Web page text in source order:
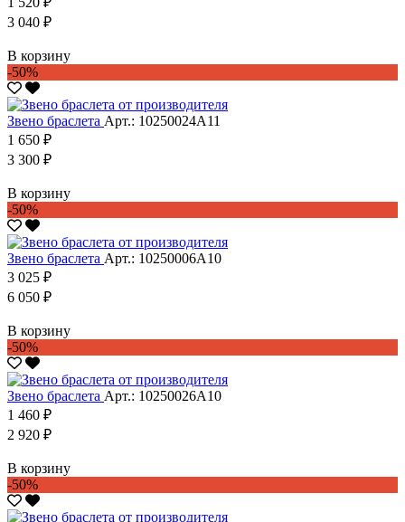
3 040 ₽
В корзину
-50%
Звено браслета Арт.: 10250024А11
1 650 ₽
3 300 ₽
В корзину
-50%
Звено браслета Арт.: 10250006А10
3 025 ₽
6 050 ₽
В корзину
-50%
Звено браслета Арт.: 10250026А10
1 460 ₽
2 920 ₽
В корзину
-50%